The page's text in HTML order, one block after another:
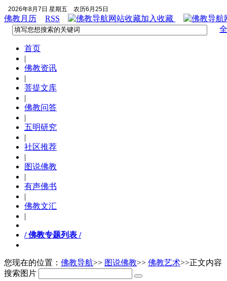
2026年8月7日 星期五 农历6月25日
佛教月历 RSS
加入收藏
首页
|
佛教资讯
|
菩提文库
|
佛教问答
|
五明研究
|
社区推荐
|
图说佛教
|
有声佛书
|
佛教文汇
|
/ 佛教专题列表 /
您现在的位置： 佛教导航>> 图说佛教>> 佛教艺术>>正文内容
搜索图片